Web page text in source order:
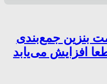
بنزین جمع‌بندی
افزایش می‌یابد